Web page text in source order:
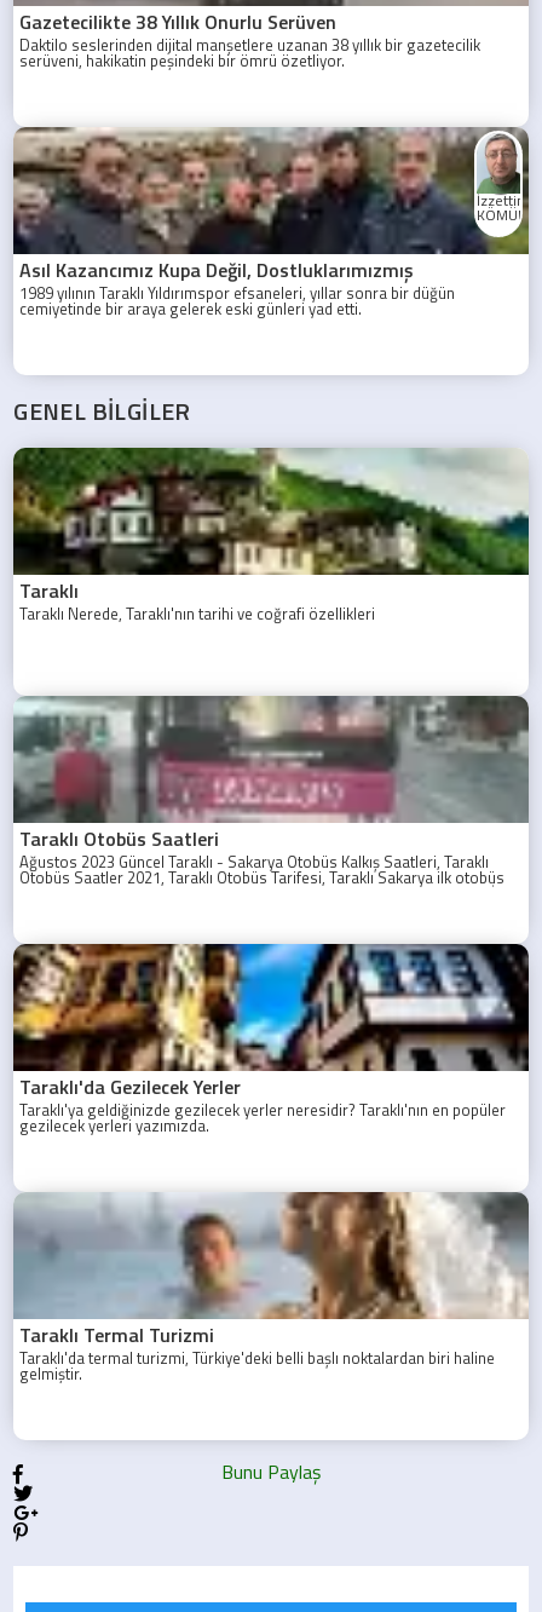
Gazetecilikte 38 Yıllık Onurlu Serüven
Daktilo seslerinden dijital manşetlere uzanan 38 yıllık bir gazetecilik
serüveni, hakikatin peşindeki bir ömrü özetliyor.
Asıl Kazancımız Kupa Değil, Dostluklarımızmış
1989 yılının Taraklı Yıldırımspor efsaneleri, yıllar sonra bir düğün
cemiyetinde bir araya gelerek eski günleri yad etti.
İzzettin
GENEL BİLGİLER
Taraklı
Taraklı Nerede, Taraklı'nın tarihi ve coğrafi özellikleri
Taraklı Otobüs Saatleri
Ağustos 2023 Güncel Taraklı - Sakarya Otobüs Kalkış Saatleri, Taraklı
Otobüs Saatler 2021, Taraklı Otobüs Tarifesi, Taraklı Sakarya ilk otobüs
ne zaman? Taraklı - Sakarya Son Otobüs Ne zaman? Sakarya Taraklı İlk
Taraklı'da Gezilecek Yerler
Taraklı'ya geldiğinizde gezilecek yerler neresidir? Taraklı'nın en popüler
gezilecek yerleri yazımızda.
Taraklı Termal Turizmi
Taraklı'da termal turizmi, Türkiye'deki belli başlı noktalardan biri haline
gelmiştir.